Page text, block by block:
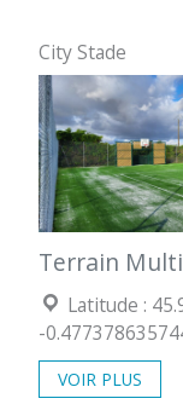
City Stade
Terrain
Latitude :
-
VOIR PLUS